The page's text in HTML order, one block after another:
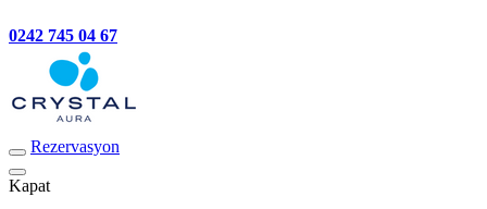
0242 745 04 67
Rezervasyon
Kapat